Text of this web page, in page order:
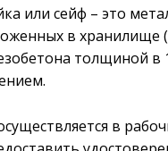
или сейф – это
в
толщиной в
в